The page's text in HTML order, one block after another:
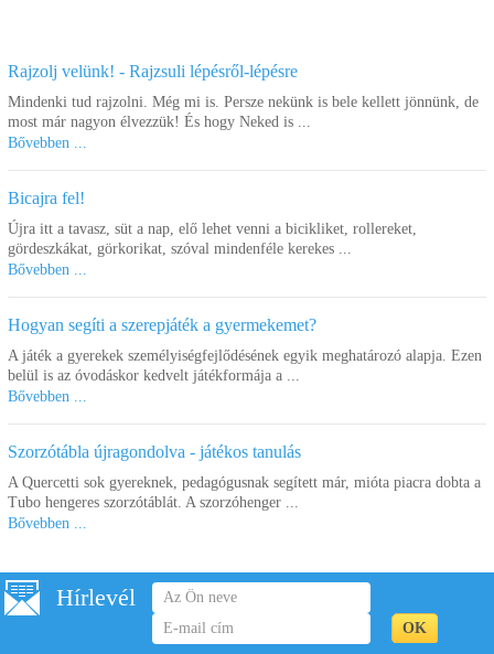
Rajzolj velünk! - Rajzsuli lépésről-lépésre
Mindenki tud rajzolni. Még mi is. Persze nekünk is bele kellett jönnünk, de
most már nagyon élvezzük! És hogy Neked is ...
Bővebben ...
Bicajra fel!
Újra itt a tavasz, süt a nap, elő lehet venni a bicikliket, rollereket,
gördeszkákat, görkorikat, szóval mindenféle kerekes ...
Bővebben ...
Hogyan segíti a szerepjáték a gyermekemet?
A játék a gyerekek személyiségfejlődésének egyik meghatározó alapja. Ezen
belül is az óvodáskor kedvelt játékformája a ...
Bővebben ...
Szorzótábla újragondolva - játékos tanulás
A Quercetti sok gyereknek, pedagógusnak segített már, mióta piacra dobta a
Tubo hengeres szorzótáblát. A szorzóhenger ...
Bővebben ...
Hírlevél